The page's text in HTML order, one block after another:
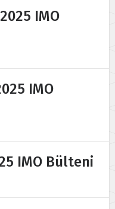
IMO
IMO
IMO Bülteni